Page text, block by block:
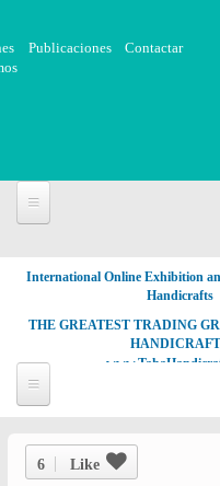
Contactar
Publicaciones
International Online Exhibition
Handicrafts
THE GREATEST TRADING
6 Like